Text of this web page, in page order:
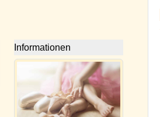
Informationen